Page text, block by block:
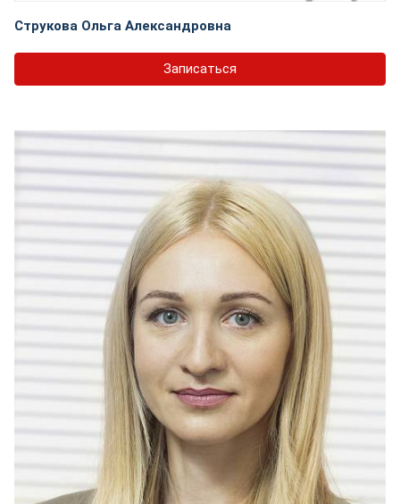
Струкова Ольга Александровна
Записаться